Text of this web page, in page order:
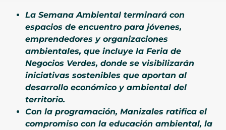
La Semana Ambiental terminará con
espacios de encuentro para jóvenes,
emprendedores y organizaciones
ambientales, que incluye la Feria de
Negocios Verdes, donde se visibilizarán
iniciativas sostenibles que aportan al
desarrollo económico y ambiental del
territorio.
Con la programación, Manizales ratifica el
compromiso con la educación ambiental, la